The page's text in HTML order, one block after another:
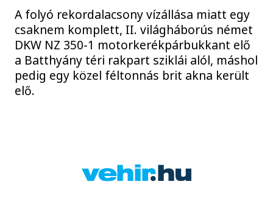
A folyó rekordalacsony vízállása miatt egy
csaknem komplett, II. világháborús német
DKW NZ 350-1 motorkerékpárbukkant elő
a Batthyány téri rakpart sziklái alól, máshol
pedig egy közel féltonnás brit akna került
elő.